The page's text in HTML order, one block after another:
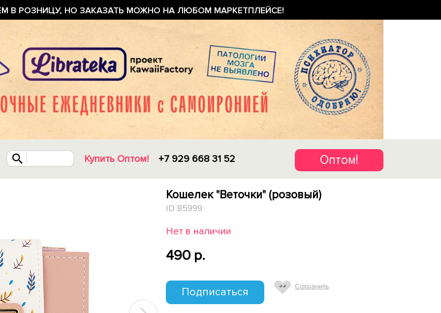
В РОЗНИЦУ, НО ЗАКАЗАТЬ МОЖНО НА ЛЮБОМ МАРКЕТПЛЕЙСЕ!
Купить Оптом! +7 929 668 31 52 Оптом!
Кошелек "Веточки" (розовый)
ID 85999
Нет в наличии
490 p.
Подписаться Сохранить